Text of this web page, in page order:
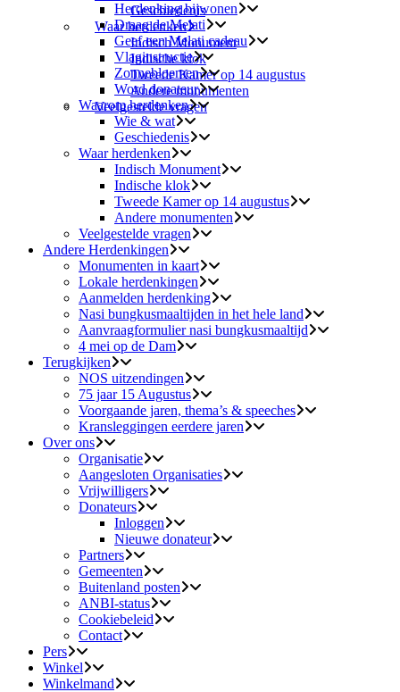
Geschiedenis
Waar herdenken
Indisch Monument
Indische klok
Tweede Kamer op 14 augustus
Andere monumenten
Veelgestelde vragen
Herdenking bijwonen
Draag de Melati
Geef een Melati cadeau
Vlaginstructie
Zonnebloemen
Word donateur
Waarom herdenken
Wie & wat
Geschiedenis
Waar herdenken
Indisch Monument
Indische klok
Tweede Kamer op 14 augustus
Andere monumenten
Veelgestelde vragen
Andere Herdenkingen
Monumenten in kaart
Lokale herdenkingen
Aanmelden herdenking
Nasi bungkusmaaltijden in het hele land
Aanvraagformulier nasi bungkusmaaltijd
4 mei op de Dam
Terugkijken
NOS uitzendingen
75 jaar 15 Augustus
Voorgaande jaren, thema’s & speeches
Kransleggingen eerdere jaren
Over ons
Organisatie
Aangesloten Organisaties
Vrijwilligers
Donateurs
Inloggen
Nieuwe donateur
Partners
Gemeenten
Buitenland posten
ANBI-status
Cookiebeleid
Contact
Pers
Winkel
Winkelmand